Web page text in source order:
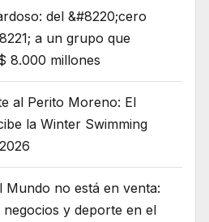
del &#8220;cero
a un grupo que
8.000 millones
al Perito Moreno: El
la Winter Swimming
Mundo no está en venta:
y deporte en el